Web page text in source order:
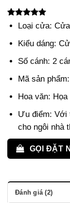
5.00 trên 5
dựa trên
2
đánh giá
Loại cửa:
Kiểu dáng:
Số cánh: 2
Mã sản
Hoa văn:
Ưu điểm: Với
cho ngôi nhà
GỌI ĐẶT
Đánh giá (2)